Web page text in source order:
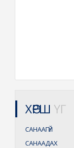
ХӨРШ ҮГ
САНААГҮЙ
САНААДАХ